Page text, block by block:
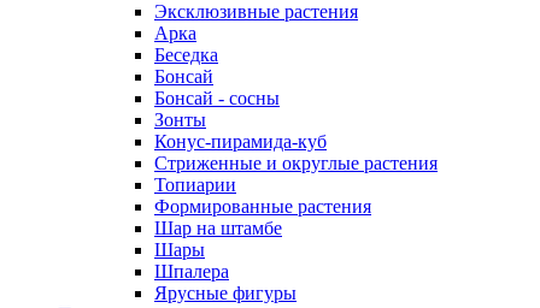
Эксклюзивные растения
Арка
Беседка
Бонсай
Бонсай - сосны
Зонты
Конус-пирамида-куб
Стриженные и округлые растения
Топиарии
Формированные растения
Шар на штамбе
Шары
Шпалера
Ярусные фигуры